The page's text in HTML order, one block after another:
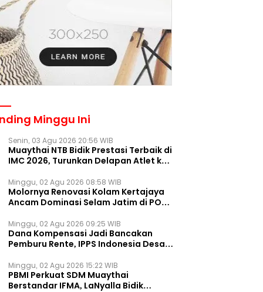
Minggu Ini
Senin, 03 Agu 2026 20:56 WIB
Muaythai NTB Bidik Prestasi Terbaik di
IMC 2026, Turunkan Delapan Atlet ke
Minggu, 02 Agu 2026 08:58 WIB
Molornya Renovasi Kolam Kertajaya
Ancam Dominasi Selam Jatim di PON
Minggu, 02 Agu 2026 09:25 WIB
Dana Kompensasi Jadi Bancakan
Pemburu Rente, IPPS Indonesia Desak
Permanen
Minggu, 02 Agu 2026 15:22 WIB
PBMI Perkuat SDM Muaythai
Berstandar IFMA, LaNyalla Bidik